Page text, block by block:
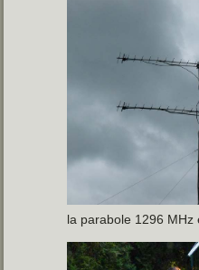
la parabole 1296 MHz